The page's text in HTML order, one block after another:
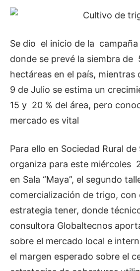
Se dio el inicio de la campaña
donde se prevé la siembra de
hectáreas en el país, mientras
9 de Julio se estima un
15 y 20 % del área, pero
mercado es vital
Para ello en Sociedad Rural de
organiza para este miércoles
en Sala “Maya”, el segundo
comercialización de trigo, con
estrategia tener, donde
consultora Globaltecnos
sobre el mercado local e
el margen esperado sobre el